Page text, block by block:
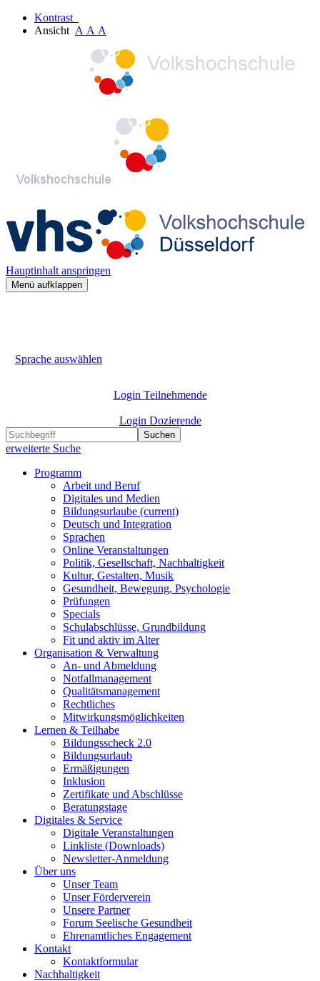
Kontrast
Ansicht A A A
Hauptinhalt anspringen
Menü aufklappen
Sprache auswählen
Login Teilnehmende
Login Dozierende
Suchen
erweiterte Suche
Programm
Arbeit und Beruf
Digitales und Medien
Bildungsurlaube (current)
Deutsch und Integration
Sprachen
Online Veranstaltungen
Politik, Gesellschaft, Nachhaltigkeit
Kultur, Gestalten, Musik
Gesundheit, Bewegung, Psychologie
Prüfungen
Specials
Schulabschlüsse, Grundbildung
Fit und aktiv im Alter
Organisation & Verwaltung
An- und Abmeldung
Notfallmanagement
Qualitätsmanagement
Rechtliches
Mitwirkungsmöglichkeiten
Lernen & Teilhabe
Bildungsscheck 2.0
Bildungsurlaub
Ermäßigungen
Inklusion
Zertifikate und Abschlüsse
Beratungstage
Digitales & Service
Digitale Veranstaltungen
Linkliste (Downloads)
Newsletter-Anmeldung
Über uns
Unser Team
Unser Förderverein
Unsere Partner
Forum Seelische Gesundheit
Ehrenamtliches Engagement
Kontakt
Kontaktformular
Nachhaltigkeit